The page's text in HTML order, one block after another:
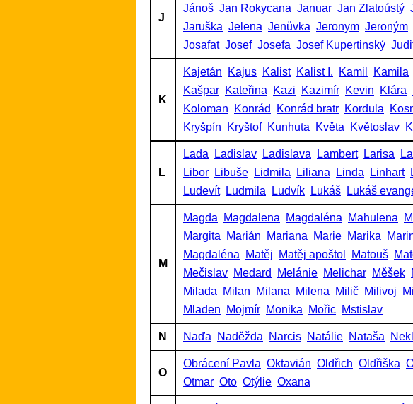
J
Jánoš Jan Rokycana Januar Jan Zlatoústý
Jaruška Jelena Jenůvka Jeronym Jeroným
Josafat Josef Josefa Josef Kupertinský
K
Kajetán Kajus Kalist Kalist I. Kamil Kamila
Kašpar Kateřina Kazi Kazimír Kevin Klára
Koloman
Konrád Konrád bratr Kordula
Kryšpín
Kryštof Kunhuta Květa Květoslav
L
Lada Ladislav Ladislava Lambert Larisa
Libor
Libuše Lidmila Liliana Linda Linhart
Ludevít
Ludmila Ludvík Lukáš Lukáš
M
Magda Magdalena Magdaléna Mahulena
Margita
Marián Mariana Marie Marika
Magdaléna
Matěj Matěj apoštol Matouš
Mečislav Medard Melánie Melichar Měšek
Milada
Milan Milana Milena Milič Milivoj
Mladen
Mojmír Monika Mořic Mstislav
N Naďa Naděžda Narcis Natálie Nataša
O
Obrácení Pavla Oktavián Oldřich Oldřiška
Otmar Oto Otýlie Oxana